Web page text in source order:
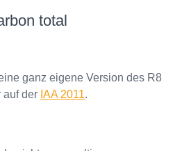
total
ganz eigene Version des R8
auf der IAA 2011.